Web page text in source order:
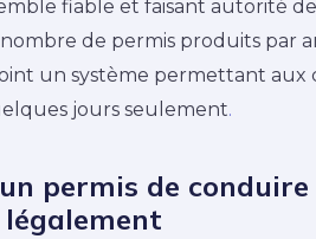
fiable et faisant autorité
de permis produits par
un système permettant
jours seulement.
permis de conduire